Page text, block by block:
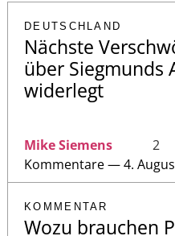
DEUTSCHLAND
Nächste
über Siegmunds
widerlegt
Mike Siemens
2
Kommentare — 4.
KOMMENTAR
Wozu brauchen